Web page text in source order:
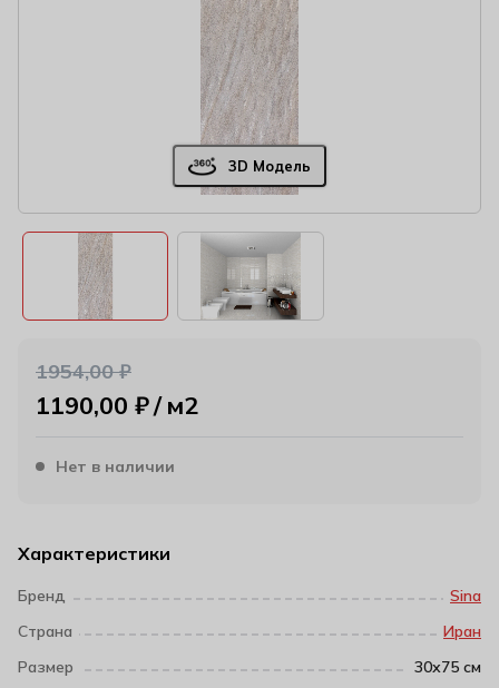
3D Модель
Характеристики
Бренд
Sina
Страна
Иран
Размер
30х75 см
1954,00₽
1190,00 ₽ м2
Нет в наличии